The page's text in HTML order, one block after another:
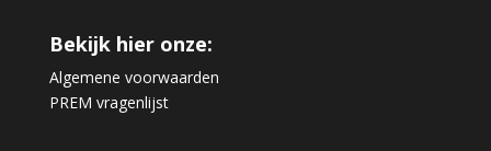
Bekijk hier onze:
Algemene voorwaarden
PREM vragenlijst